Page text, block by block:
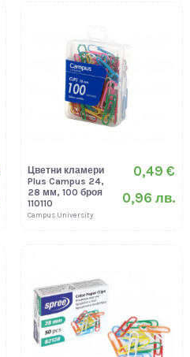
Цветни кламери
Plus Campus 24,
28 мм, 100 броя
110110
Campus University
0,49 €
0,96 лв.